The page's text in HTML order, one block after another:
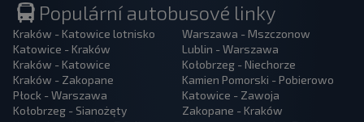
Populární autobusové linky
Kraków - Katowice lotnisko
Katowice - Kraków
Kraków - Katowice
Kraków - Zakopane
Płock - Warszawa
Kołobrzeg - Sianożęty
Warszawa - Mszczonow
Lublin - Warszawa
Kołobrzeg - Niechorze
Kamien Pomorski - Pobierowo
Katowice - Zawoja
Zakopane - Kraków